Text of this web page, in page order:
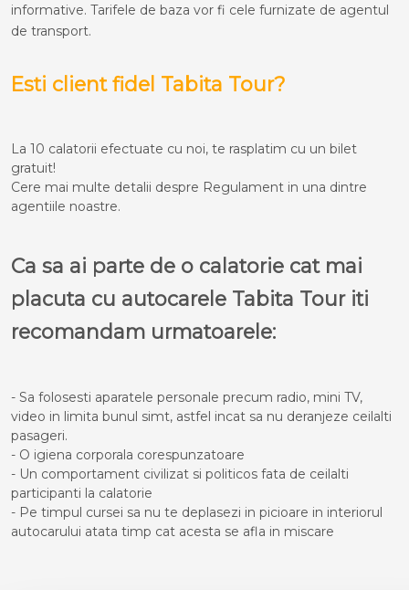
informative. Tarifele de baza vor fi cele furnizate de agentul
de transport.
Esti client fidel Tabita Tour?
La 10 calatorii efectuate cu noi, te rasplatim cu un bilet
gratuit!
Cere mai multe detalii despre Regulament in una dintre
agentiile noastre.
Ca sa ai parte de o calatorie cat mai
placuta cu autocarele Tabita Tour iti
recomandam urmatoarele:
- Sa folosesti aparatele personale precum radio, mini TV,
video in limita bunul simt, astfel incat sa nu deranjeze ceilalti
pasageri.
- O igiena corporala corespunzatoare
- Un comportament civilizat si politicos fata de ceilalti
participanti la calatorie
- Pe timpul cursei sa nu te deplasezi in picioare in interiorul
autocarului atata timp cat acesta se afla in miscare